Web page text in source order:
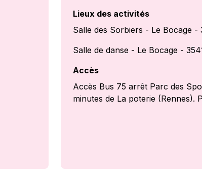
Lieux des activités
Salle des Sorbiers - Le Bocage -
Salle de danse - Le Bocage -
Accès
Accès Bus 75 arrêt Parc des
minutes de La poterie (Rennes).